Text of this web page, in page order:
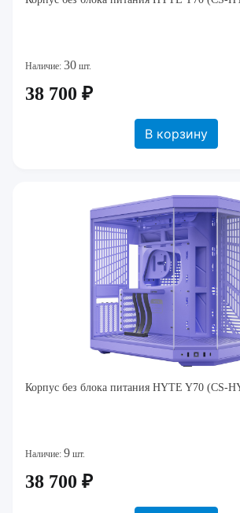
Наличие: 30 шт.
38 700 ₽
В корзину
Корпус без блока питания HYTE Y70 (CS-
Наличие: 9 шт.
38 700 ₽